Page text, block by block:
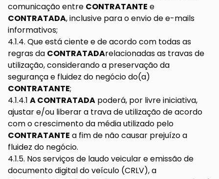
comunicação entre CONTRATANTE e
CONTRATADA, inclusive para o envio de e-mails
informativos;
4.1.4. Que está ciente e de acordo com todas as
regras da CONTRATADArelacionadas as travas de
utilização, considerando a preservação da
segurança e fluidez do negócio do(a)
CONTRATANTE;
4.1.4.1 A CONTRATADA poderá, por livre iniciativa,
ajustar e/ou liberar a trava de utilização de acordo
com o crescimento da média utilizado pelo
CONTRATANTE a fim de não causar prejuízo a
fluidez do negócio.
4.1.5. Nos serviços de laudo veicular e emissão de
documento digital do veículo (CRLV), a